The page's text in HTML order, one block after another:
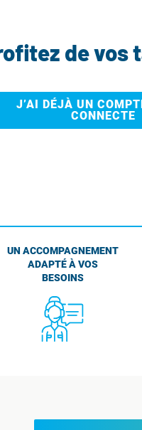
de vos
J’AI DÉJÀ UN
CONNECTE
UN ACCOMPAGNEMENT
ADAPTÉ À VOS
BESOINS